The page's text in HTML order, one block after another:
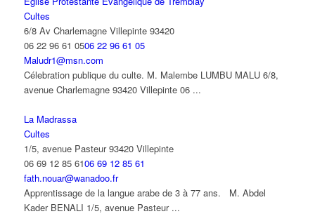
Cultes
6/8 Av Charlemagne Villepinte 93420
06 22 96 61 0506 22 96 61 05
Maludr1@msn.com
Célebration publique du culte. M. Malembe LUMBU MALU 6/8,
avenue Charlemagne 93420 Villepinte 06 ...
La Madrassa
Cultes
1/5, avenue Pasteur 93420 Villepinte
06 69 12 85 6106 69 12 85 61
fath.nouar@wanadoo.fr
Apprentissage de la langue arabe de 3 à 77 ans. M. Abdel
Kader BENALI 1/5, avenue Pasteur ...